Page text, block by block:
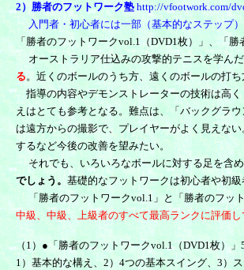
2）勝者のフットワーク塾 http://vfootwork.com/
入門者・初心者には一部（基本的なステップ
「勝者のフットワークvol.1（DVD1枚）」、「
オーストラリア仕込みの攻撃的テニスを学んだ
る。近くのボールのうち方、遠くのボールの打
指導の内容やデモンストレーターの技術は高く
えはとても参考となる。難点は、「バックグラ
は遠方からの撮影で、プレイヤーがよく見えな
するなど今後の改善を望みたい。
それでも、いろいろなボールに対する足を含
でしょう。基礎的なフットワークは初心者や初
「勝者のフットワークvol.1」と「勝者のフッ
中級、中級、上級者のすべて最高ランクに評価
（1）●「勝者のフットワークvol.1（DVD1枚）
1）基本的な構え、2）4つの基本スイング、3）